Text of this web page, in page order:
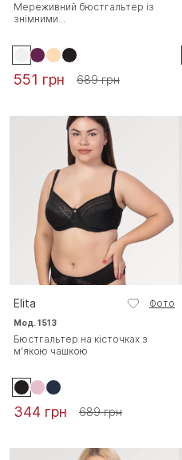
Мереживний бюстгальтер із
знімними...
551 грн 689 грн
Elita Фото
Мод. 1513
Бюстгальтер на кісточках з
м'якою чашкою
344 грн 689 грн